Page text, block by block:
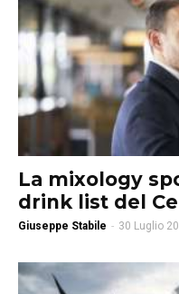
La mixology
drink list del
Giuseppe Stabile - 30 Luglio